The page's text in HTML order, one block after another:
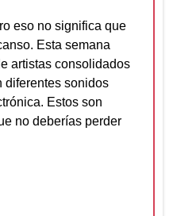
eso no significa que
Esta semana
artistas consolidados
diferentes sonidos
Estos son
no deberías perder